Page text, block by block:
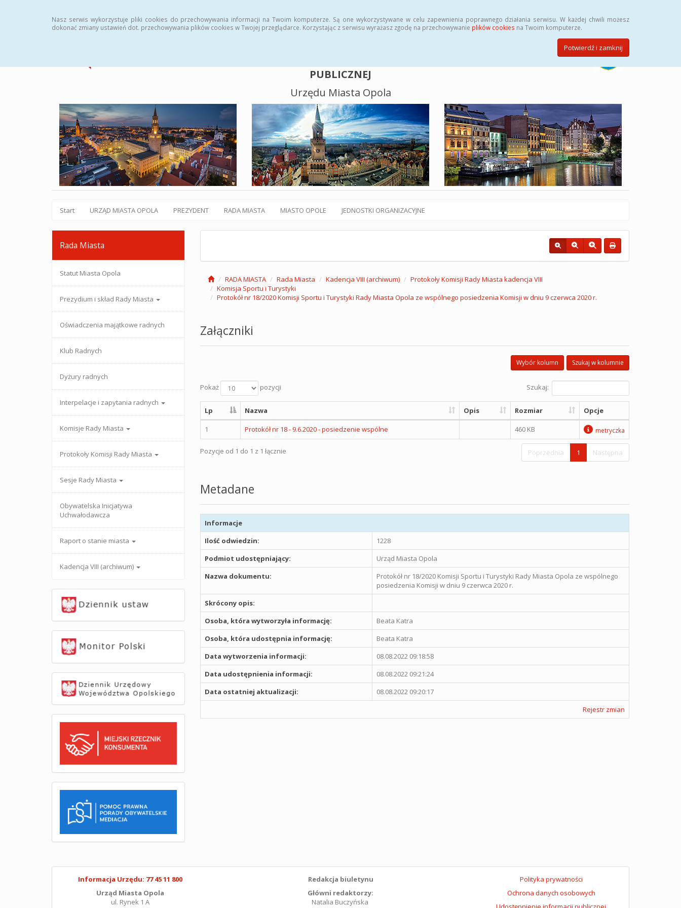
Nasz serwis wykorzystuje pliki cookies do przechowywania informacji na Twoim komputerze. Są one wykorzystywane w celu zapewnienia poprawnego działania serwisu. W każdej chwili możesz
dokonać zmiany ustawień dot. przechowywania plików cookies w Twojej przeglądarce. Korzystając z serwisu wyrażasz zgodę na przechowywanie plików cookies na Twoim komputerze.
Potwierdź i zamknij
PUBLICZNEJ
Urzędu Miasta Opola
Start URZĄD MIASTA OPOLA PREZYDENT RADA MIASTA MIASTO OPOLE JEDNOSTKI ORGANIZACYJNE
Rada Miasta
Statut Miasta Opola
Prezydium i skład Rady Miasta
Oświadczenia majątkowe radnych
Klub Radnych
Dyżury radnych
Interpelacje i zapytania radnych
Komisje Rady Miasta
Protokoły Komisji Rady Miasta
Sesje Rady Miasta
Obywatelska Inicjatywa
Uchwałodawcza
Raport o stanie miasta
Kadencja VIII (archiwum)
RADA MIASTA Rada Miasta Kadencja VIII (archiwum)
Protokoły Komisji Rady Miasta kadencja VIII
Komisja Sportu i Turystyki
Protokół nr 18/2020 Komisji Sportu i Turystyki Rady Miasta Opola ze wspólnego posiedzenia Komisji w dniu 9 czerwca 2020 r.
Załączniki
Szukaj w kolumnie
Wybór kolumn
Pokaż pozycji Szukaj:
Lp Nazwa Opis Rozmiar Opcje
1 Protokół nr 18 - 9.6.2020 - posiedzenie wspólne 460 KB metryczka
Pozycje od 1 do 1 z 1 łącznie Poprzednia 1 Następna
Metadane
Informacje
Ilość odwiedzin:
1228
Podmiot udostępniający:
Urząd Miasta Opola
Nazwa dokumentu:
Protokół nr 18/2020 Komisji Sportu i Turystyki Rady Miasta Opola ze wspólnego
posiedzenia Komisji w dniu 9 czerwca 2020 r.
Skrócony opis:
Osoba, która wytworzyła informację:
Beata Katra
Osoba, która udostępnia informację:
Beata Katra
Data wytworzenia informacji:
08.08.2022 09:18:58
Data udostępnienia informacji:
08.08.2022 09:21:24
Data ostatniej aktualizacji:
08.08.2022 09:20:17
Rejestr zmian
Informacja Urzędu: 77 45 11 800
Urząd Miasta Opola
ul. Rynek 1 A
Redakcja biuletynu
Główni redaktorzy:
Natalia Buczyńska
Polityka prywatności
Ochrona danych osobowych